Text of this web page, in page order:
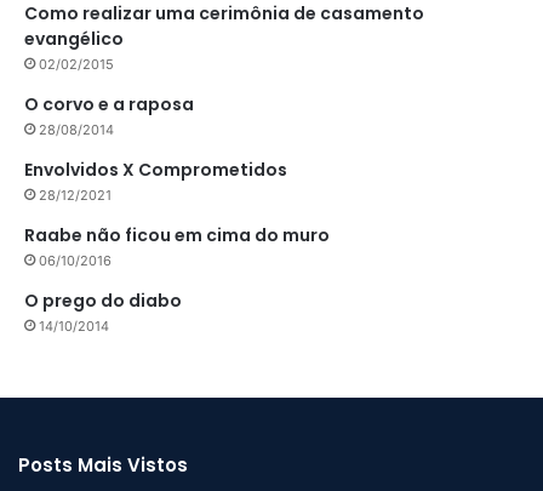
Como realizar uma cerimônia de casamento
evangélico
02/02/2015
O corvo e a raposa
28/08/2014
Envolvidos X Comprometidos
28/12/2021
Raabe não ficou em cima do muro
06/10/2016
O prego do diabo
14/10/2014
Posts Mais Vistos